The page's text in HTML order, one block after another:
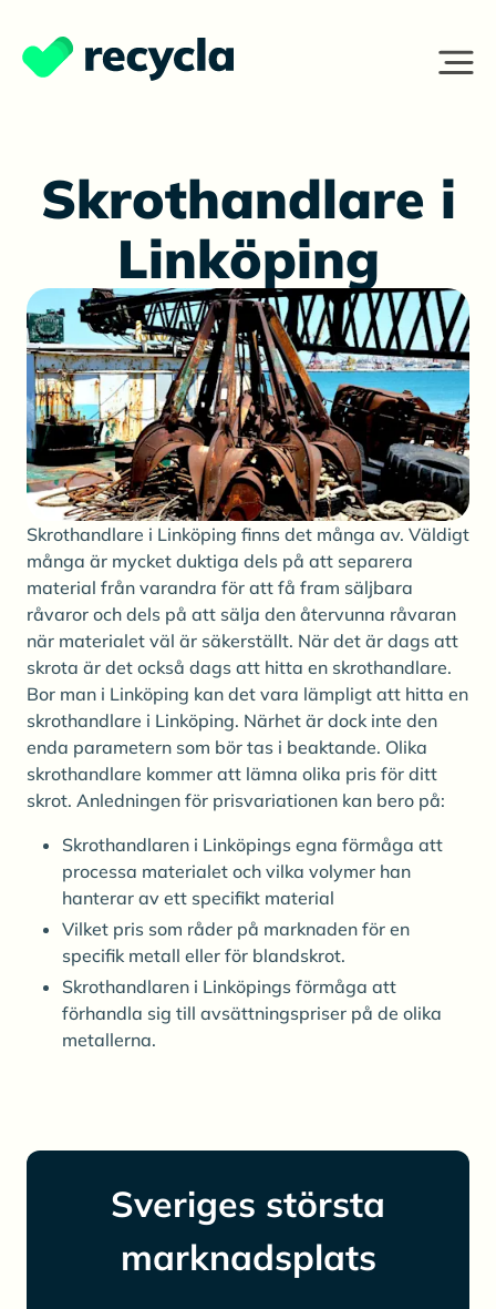
Skrothandlare i
Linköping
Skrothandlare i Linköping finns det många av. Väldigt
många är mycket duktiga dels på att separera
material från varandra för att få fram säljbara
råvaror och dels på att sälja den återvunna råvaran
när materialet väl är säkerställt. När det är dags att
skrota är det också dags att hitta en skrothandlare.
Bor man i Linköping kan det vara lämpligt att hitta en
skrothandlare i Linköping. Närhet är dock inte den
enda parametern som bör tas i beaktande. Olika
skrothandlare kommer att lämna olika pris för ditt
skrot. Anledningen för prisvariationen kan bero på:
Skrothandlaren i Linköpings egna förmåga att
processa materialet och vilka volymer han
hanterar av ett specifikt material
Vilket pris som råder på marknaden för en
specifik metall eller för blandskrot.
Skrothandlaren i Linköpings förmåga att
förhandla sig till avsättningspriser på de olika
metallerna.
Sveriges största
marknadsplats